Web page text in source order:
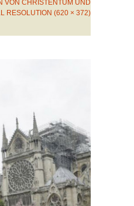
VON CHRISTENTUM UND
RESOLUTION (620 × 372)